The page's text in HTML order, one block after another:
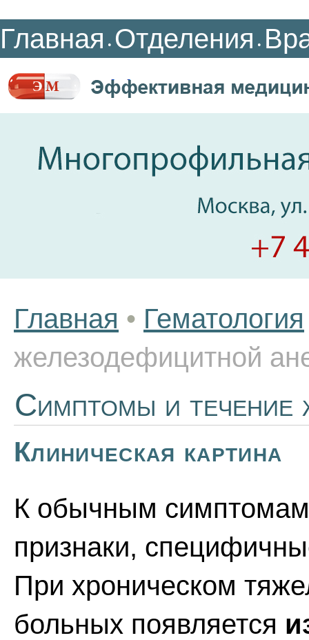
Главная • Отделения •
Главная • Гематология
железодефицитной
Симптомы и течение
Клиническая картина
К обычным
признаки,
При хроническом
больных появляется